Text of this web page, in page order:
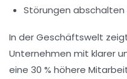
Störungen
In der Geschäftswelt
Unternehmen mit klarer
eine 30 % höhere